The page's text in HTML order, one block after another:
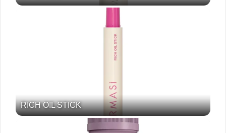
RICH OIL STICK